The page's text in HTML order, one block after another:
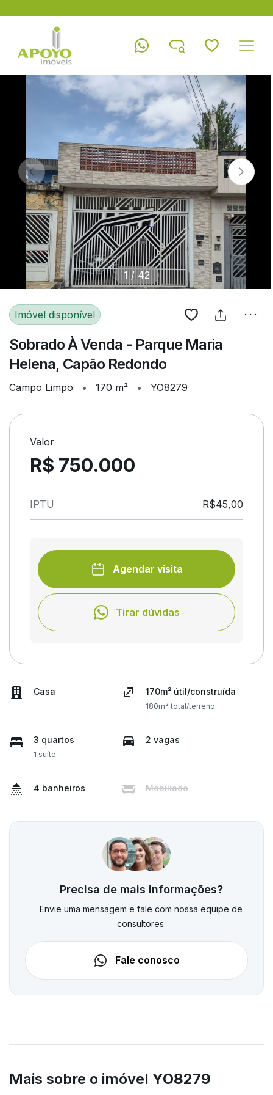
1 / 42
Imóvel disponível
Sobrado À Venda - Parque Maria
Helena, Capão Redondo
Campo Limpo • 170 m² • YO8279
Valor
R$ 750.000
IPTU R$45,00
Agendar visita
Tirar dúvidas
Casa 170m² útil/construída
180m² total/terreno
3 quartos
1 suíte
2 vagas
4 banheiros Mobiliado
Precisa de mais informações?
Envie uma mensagem e fale com nossa equipe de
consultores.
Fale conosco
Mais sobre o imóvel YO8279